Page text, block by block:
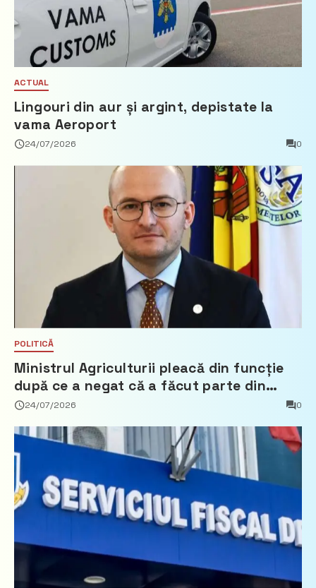
ACTUAL
Lingouri din aur și argint, depistate la
vama Aeroport
24/07/2026 0
POLITICĂ
Ministrul Agriculturii pleacă din funcție
după ce a negat că a făcut parte din
Partidul Democrat
24/07/2026 0